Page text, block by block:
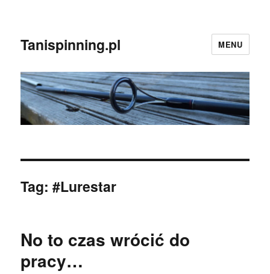
Tanispinning.pl MENU
Tag:#Lurestar
No to czas wrócić do
pracy…